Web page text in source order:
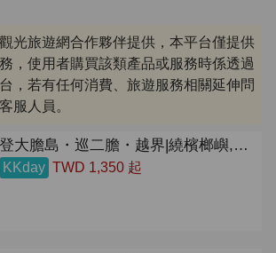
光旅遊網合作夥伴提供，本平台僅提供
，使用者購買該類產品或服務時係透過
，若有任何消費、旅遊服務相關延伸問
服人員。
登大膽島・巡二膽・越界|繞檳榔嶼,過獅嶼,穿金門大橋|台灣觀巴接駁
KKday TWD 1,350 起